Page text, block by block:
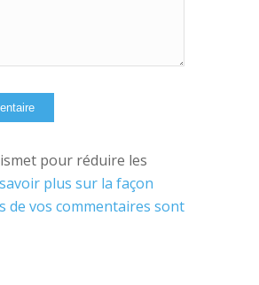
pour réduire les
plus sur la façon
de vos commentaires sont